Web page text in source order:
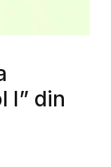
I” din